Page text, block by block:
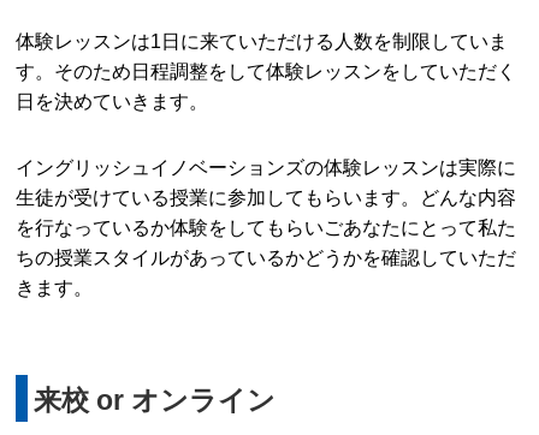
体験レッスンは1日に来ていただける人数を制限していま
す。そのため日程調整をして体験レッスンをしていただく
日を決めていきます。
イングリッシュイノベーションズの体験レッスンは実際に
生徒が受けている授業に参加してもらいます。どんな内容
を行なっているか体験をしてもらいごあなたにとって私た
ちの授業スタイルがあっているかどうかを確認していただ
きます。
来校 or オンライン